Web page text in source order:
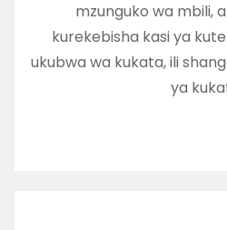
mzunguko wa mbili,
kurekebisha kasi ya
ukubwa wa kukata, ili
ya